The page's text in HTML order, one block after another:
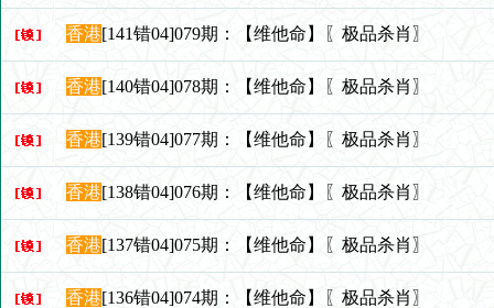
香港[141错04]079期：【维他命】〖极品杀肖〗
香港[140错04]078期：【维他命】〖极品杀肖〗
香港[139错04]077期：【维他命】〖极品杀肖〗
香港[138错04]076期：【维他命】〖极品杀肖〗
香港[137错04]075期：【维他命】〖极品杀肖〗
香港[136错04]074期：【维他命】〖极品杀肖〗